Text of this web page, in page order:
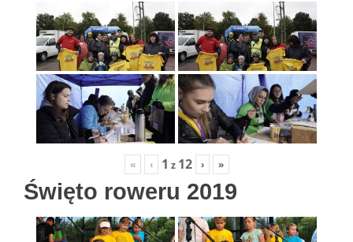
« ‹ 1 z 12 › »
Święto roweru 2019